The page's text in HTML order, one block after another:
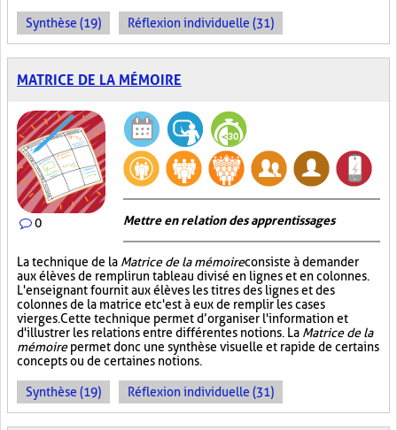
Synthèse (19) Réflexion individuelle (31)
MATRICE DE LA MÉMOIRE
0 Mettre en relation des apprentissages
La technique de la Matrice de la mémoireconsiste à demander
aux élèves de remplir un tableau divisé en lignes et en colonnes.
L'enseignant fournit aux élèves les titres des lignes et des
colonnes de la matrice et c'est à eux de remplir les cases
vierges. Cette technique permet d’organiser l'information et
d'illustrer les relations entre différentes notions. La Matrice de la
mémoirepermet donc une synthèse visuelle et rapide de certains
concepts ou de certaines notions.
Synthèse (19) Réflexion individuelle (31)